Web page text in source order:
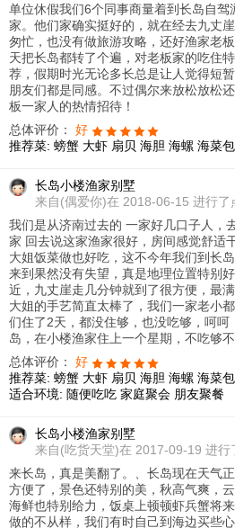
单位休假我们6个同事商量着到长岛自
家。他们家确实挺好的，就在经去九丈
匆忙，也没有做旅游攻略，还好渔家老
天把长岛都转了个遍，对老板家的吃住
荐，假期时光无论多长总是让人觉得短
朋友们都是同感。不过偶尔来放松放松
板一家人的热情招待！
总体评价： 好
推荐菜: 螃蟹 大虾 扇贝 海胆 海螺 海菜
长岛小楼渔家别墅
来自(偶爱你)在 2018-06-15 进行了
我们是从济南过去的 一家好几口子人，
家 回去说这家渔家很好，房间感觉舒适
大姐饭菜做也好吃，这不今年我们到长
来到果然没有失望，真是地理位置特别
近，九丈崖走几分钟就到了很方便，最
大姐的手艺简直太棒了，我们一家老小
们住了2天，都没住够，也没吃够，呵
岛，在小楼渔家住上一个星期，不吃够
总体评价： 好
推荐菜: 螃蟹 大虾 扇贝 海胆 海螺 海菜
适合环境: 随便吃吃 家庭聚会 朋友聚餐
长岛小楼渔家别墅
来自(吃货天堂)在 2017-09-19 进行
来长岛，真是美翻了。、长岛现在天气
方便了，景色还特别的美，秋高气爽，
海鲜也特别给力，饭桌上顿顿虾兵蟹将
做的不从样，我们有时自己到海边买些